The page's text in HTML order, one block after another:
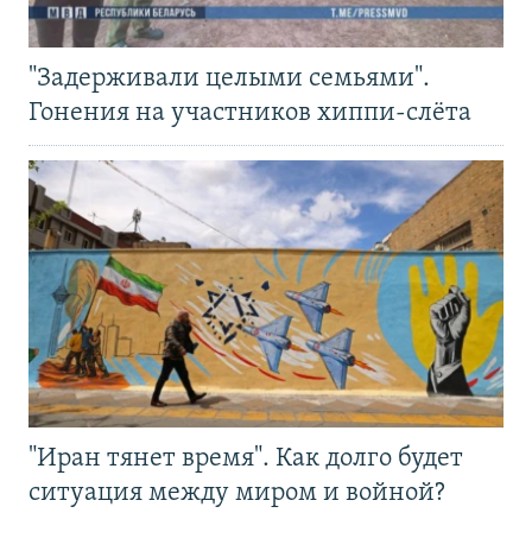
"Задерживали целыми семьями".
Гонения на участников хиппи-слёта
"Иран тянет время". Как долго будет
ситуация между миром и войной?